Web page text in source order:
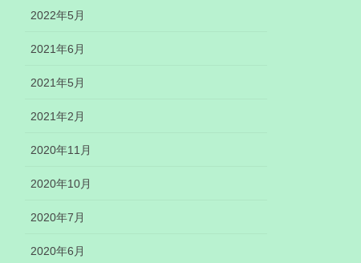
2022年5月
2021年6月
2021年5月
2021年2月
2020年11月
2020年10月
2020年7月
2020年6月